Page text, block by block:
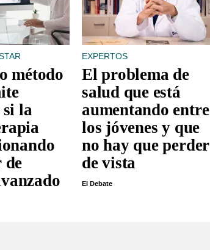
método
la
de
EXPERTOS
El problema de
salud que está
aumentando entre
los jóvenes y que
no hay que perder
de vista
El Debate